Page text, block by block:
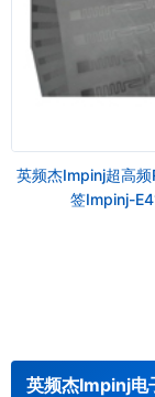
英频杰Impinj超高频
签Impinj-
英频杰Impinj电